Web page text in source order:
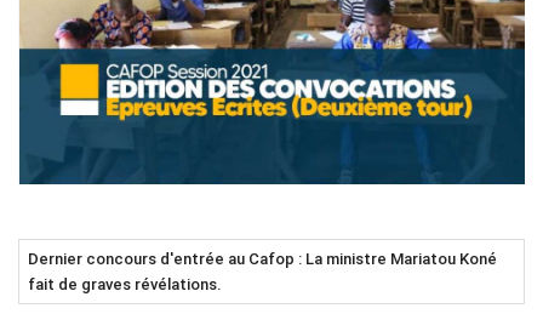
Dernier concours d'entrée au Cafop : La ministre Mariatou Koné
fait de graves révélations.